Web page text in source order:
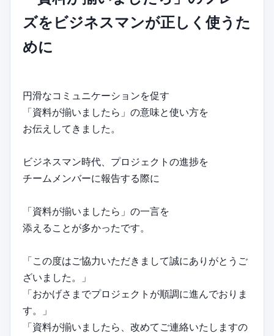
ズをビジネスマンが正しく使うた
めに
円滑なコミュニケーションを促す
「資料が揃いましたら」の意味と使い方を
お伝えしてきました。
ビジネスマン時代、プロジェクトの進捗を
チームメンバーに報告する際に
「資料が揃いましたら」の一言を
添えることが多かったです。
「この度はご協力いただきまして誠にありがとうご
ざいました。」
「おかげさまでプロジェクトが順調に進んでおりま
す。」
「資料が揃いましたら、改めてご連絡いたしますの